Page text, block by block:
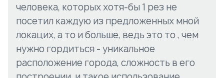
человека, которых хотя-бы 1 рез не
посетил каждую из предложенных мной
локацих, а то и больше, ведь это то , чем
нужно гордиться - уникальное
расположение города, сложность в его